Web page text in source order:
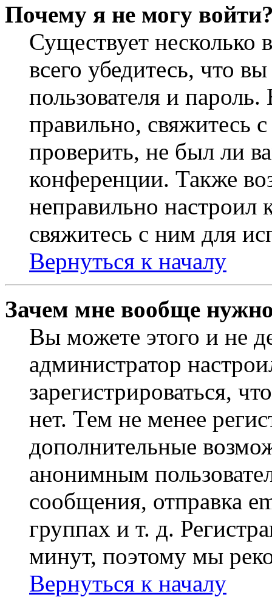
Почему я не могу
Существует
всего убедитесь, что
пользователя и
правильно, свяжитесь
проверить, не был ли
конференции. Также
неправильно
свяжитесь с ним для
Вернуться к началу
Зачем мне вообще
Вы можете этого и не
администратор
зарегистрироваться,
нет. Тем не менее
дополнительные
анонимным
сообщения, отправка
группах и т. д.
минут, поэтому мы
Вернуться к началу